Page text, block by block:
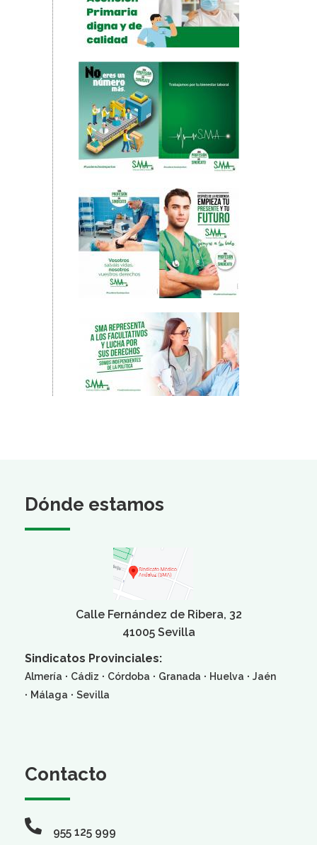
Dónde estamos
Calle Fernández de Ribera, 32
41005 Sevilla
Sindicatos Provinciales:
Almería · Cádiz · Córdoba · Granada · Huelva · Jaén
· Málaga · Sevilla
Contacto
955 125 999